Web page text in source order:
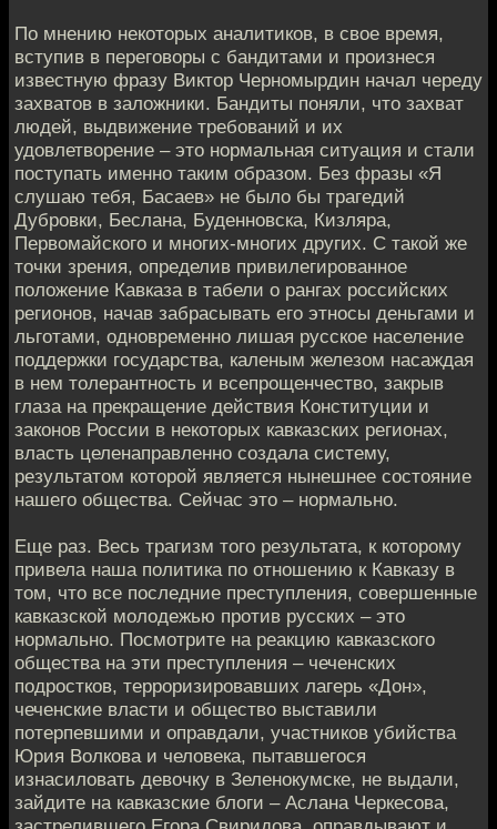
По мнению некоторых аналитиков, в свое время,
вступив в переговоры с бандитами и произнеся
известную фразу Виктор Черномырдин начал череду
захватов в заложники. Бандиты поняли, что захват
людей, выдвижение требований и их
удовлетворение – это нормальная ситуация и стали
поступать именно таким образом. Без фразы «Я
слушаю тебя, Басаев» не было бы трагедий
Дубровки, Беслана, Буденновска, Кизляра,
Первомайского и многих-многих других. С такой же
точки зрения, определив привилегированное
положение Кавказа в табели о рангах российских
регионов, начав забрасывать его этносы деньгами и
льготами, одновременно лишая русское население
поддержки государства, каленым железом насаждая
в нем толерантность и всепрощенчество, закрыв
глаза на прекращение действия Конституции и
законов России в некоторых кавказских регионах,
власть целенаправленно создала систему,
результатом которой является нынешнее состояние
нашего общества. Сейчас это – нормально.
Еще раз. Весь трагизм того результата, к которому
привела наша политика по отношению к Кавказу в
том, что все последние преступления, совершенные
кавказской молодежью против русских – это
нормально. Посмотрите на реакцию кавказского
общества на эти преступления – чеченских
подростков, терроризировавших лагерь «Дон»,
чеченские власти и общество выставили
потерпевшими и оправдали, участников убийства
Юрия Волкова и человека, пытавшегося
изнасиловать девочку в Зеленокумске, не выдали,
зайдите на кавказские блоги – Аслана Черкесова,